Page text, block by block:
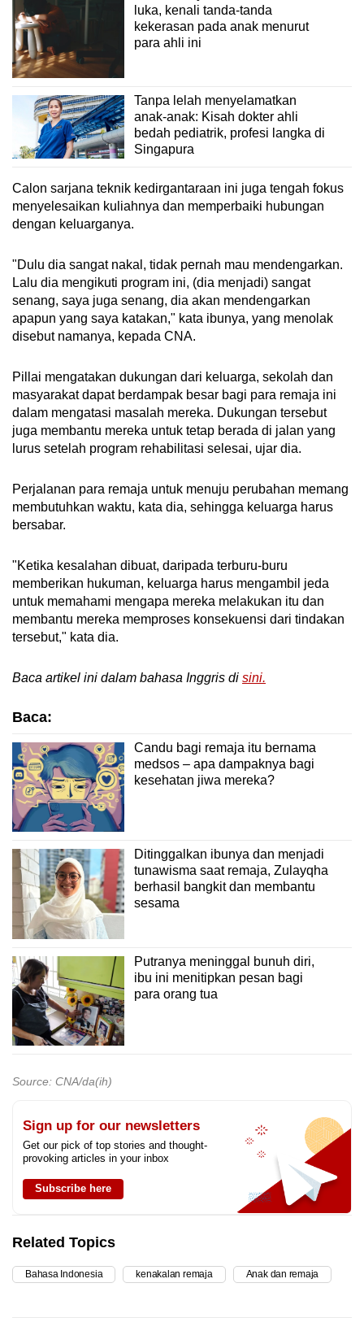
luka, kenali tanda-tanda
kekerasan pada anak menurut
para ahli ini
Tanpa lelah menyelamatkan
anak-anak: Kisah dokter ahli
bedah pediatrik, profesi langka di
Singapura
Calon sarjana teknik kedirgantaraan ini juga tengah fokus
menyelesaikan kuliahnya dan memperbaiki hubungan
dengan keluarganya.
"Dulu dia sangat nakal, tidak pernah mau mendengarkan.
Lalu dia mengikuti program ini, (dia menjadi) sangat
senang, saya juga senang, dia akan mendengarkan
apapun yang saya katakan," kata ibunya, yang menolak
disebut namanya, kepada CNA.
Pillai mengatakan dukungan dari keluarga, sekolah dan
masyarakat dapat berdampak besar bagi para remaja ini
dalam mengatasi masalah mereka. Dukungan tersebut
juga membantu mereka untuk tetap berada di jalan yang
lurus setelah program rehabilitasi selesai, ujar dia.
Perjalanan para remaja untuk menuju perubahan memang
membutuhkan waktu, kata dia, sehingga keluarga harus
bersabar.
"Ketika kesalahan dibuat, daripada terburu-buru
memberikan hukuman, keluarga harus mengambil jeda
untuk memahami mengapa mereka melakukan itu dan
membantu mereka memproses konsekuensi dari tindakan
tersebut," kata dia.
Baca artikel ini dalam bahasa Inggris di sini.
Baca:
Candu bagi remaja itu bernama
medsos – apa dampaknya bagi
kesehatan jiwa mereka?
Ditinggalkan ibunya dan menjadi
tunawisma saat remaja, Zulayqha
berhasil bangkit dan membantu
sesama
Putranya meninggal bunuh diri,
ibu ini menitipkan pesan bagi
para orang tua
Source: CNA/da(ih)
Sign up for our newsletters
Get our pick of top stories and thought-
provoking articles in your inbox
Subscribe here
Related Topics
Bahasa Indonesia kenakalan remaja Anak dan remaja